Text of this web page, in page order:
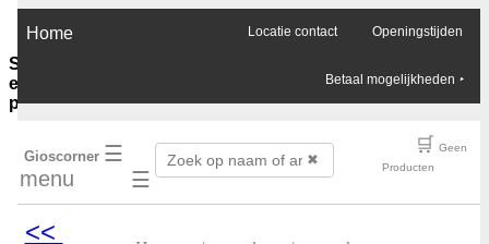
×
Sauzen-
en-
purees
olie-
azijn
ketjap
Home Openingstijden
Locatie contact
Betaal mogelijkheden ‣
Gioscorner ☰
menu
☰
✖
🛒
Geen
Producten
<<